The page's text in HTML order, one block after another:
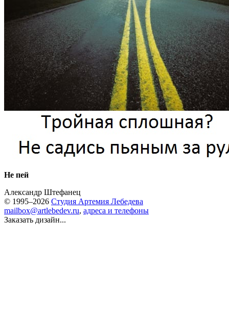
Не пей
Александр Штефанец
© 1995–2026 Студия Артемия Лебедева
mailbox@artlebedev.ru, адреса и телефоны
Заказать дизайн...